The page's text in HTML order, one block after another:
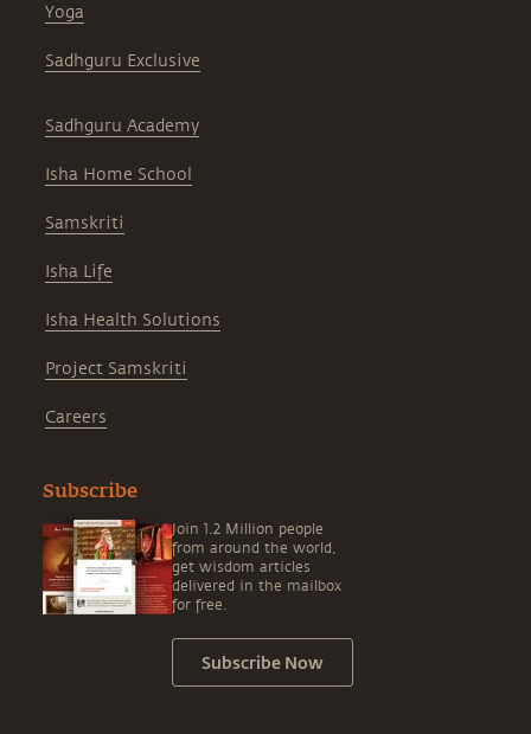
Yoga
Sadhguru Exclusive
Sadhguru Academy
Isha Home School
Samskriti
Isha Life
Isha Health Solutions
Project Samskriti
Careers
Subscribe
Join 1.2 Million people
from around the world,
get wisdom articles
delivered in the mailbox
for free.
Subscribe Now